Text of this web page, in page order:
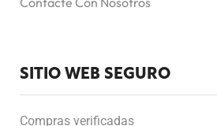
SITIO WEB SEGURO
Compras verificadas